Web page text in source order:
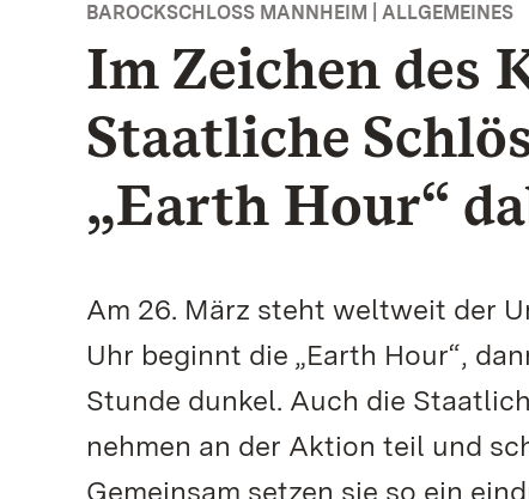
BAROCKSCHLOSS MANNHEIM | ALLGEMEINES
Im Zeichen des
Staatliche
„Earth Hour“
Am 26. März steht weltweit der
Uhr beginnt die „Earth Hour“,
Stunde dunkel. Auch die
nehmen an der Aktion teil und
Gemeinsam setzen sie so ein